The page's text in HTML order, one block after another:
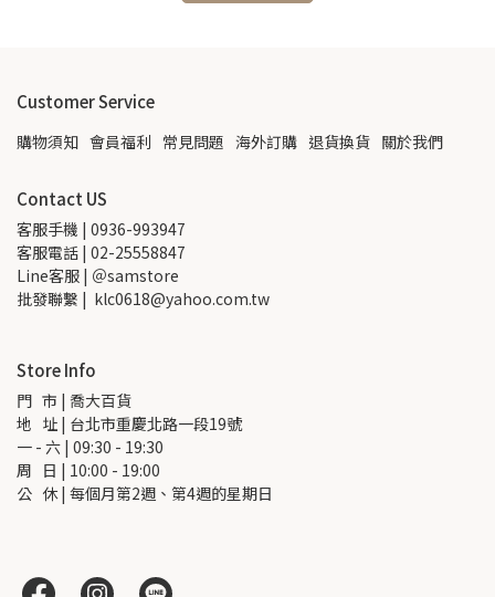
Customer Service
購物須知 會員福利 常見問題 海外訂購 退貨換貨 關於我們
Contact US
客服手機 | 0936-993947
客服電話 | 02-25558847
Line客服 | ＠samstore
批發聯繫 |  klc0618@yahoo.com.tw
Store Info
門   市 | 喬大百貨
地   址 | 台北市重慶北路一段19號
一 - 六 | 09:30 - 19:30
周   日 | 10:00 - 19:00
公   休 | 每個月第2週、第4週的星期日